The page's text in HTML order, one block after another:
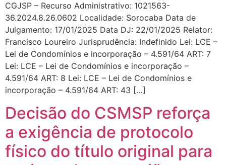
CGJSP – Recurso Administrativo: 1021563-
36.2024.8.26.0602 Localidade: Sorocaba Data de
Julgamento: 17/01/2025 Data DJ: 22/01/2025 Relator:
Francisco Loureiro Jurisprudência: Indefinido Lei: LCE –
Lei de Condomínios e incorporação – 4.591/64 ART: 7
Lei: LCE – Lei de Condomínios e incorporação –
4.591/64 ART: 8 Lei: LCE – Lei de Condomínios e
incorporação – 4.591/64 ART: 43 […]
Decisão do CSMSP reforça
a exigência de protocolo
físico do título original para